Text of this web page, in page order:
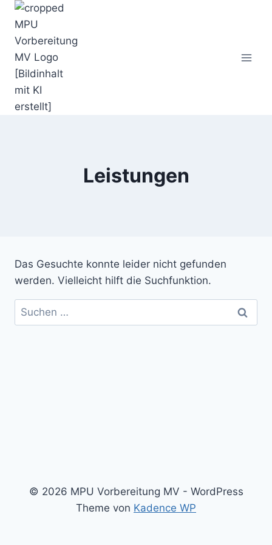
Zum
Inhalt
springen
Leistungen
Das Gesuchte konnte leider nicht gefunden
werden. Vielleicht hilft die Suchfunktion.
Suchen
nach:
© 2026 MPU Vorbereitung MV - WordPress
Theme von Kadence WP